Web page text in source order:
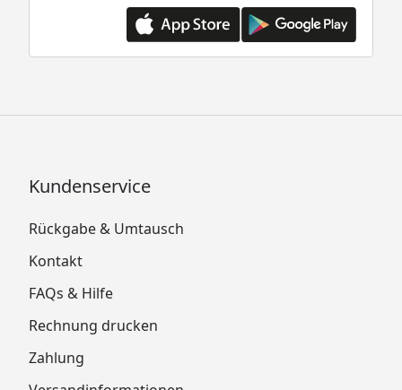
Kundenservice
Rückgabe & Umtausch
Kontakt
FAQs & Hilfe
Rechnung drucken
Zahlung